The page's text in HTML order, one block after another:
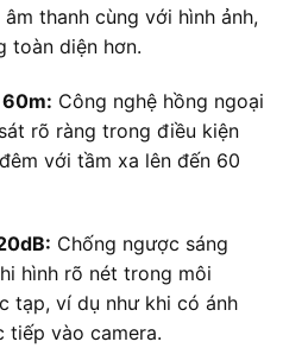
thanh cùng với hình ảnh,
toàn diện hơn.
60m: Công nghệ hồng ngoại
rõ ràng trong điều kiện
với tầm xa lên đến 60
Chống ngược sáng
hình rõ nét trong môi
tạp, ví dụ như khi có ánh
tiếp vào camera.